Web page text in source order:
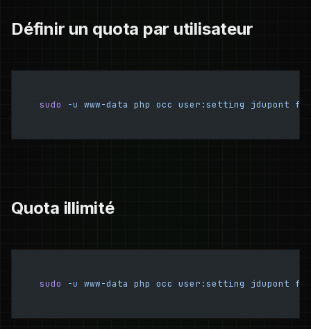
Définir un quota par utilisateur
sudo -u www-data php occ user:setting jdupont
Quota illimité
sudo -u www-data php occ user:setting jdupont